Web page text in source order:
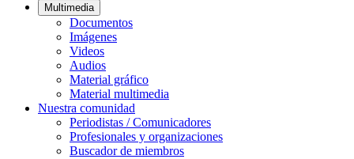
Multimedia
Documentos
Imágenes
Videos
Audios
Material gráfico
Material multimedia
Nuestra comunidad
Periodistas / Comunicadores
Profesionales y organizaciones
Buscador de miembros